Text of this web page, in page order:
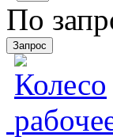
По